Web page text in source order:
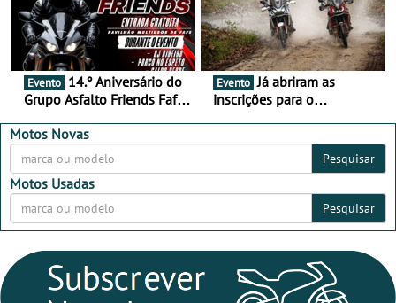
Evento
Grupo Asfalto Friends Fafe,
2026
Evento Já abriram as
inscrições para o
Motos Novas
Pesquisar
Motos Usadas
Pesquisar